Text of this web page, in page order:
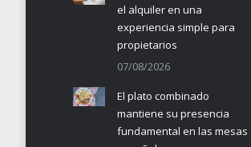
el alquiler en una
experiencia simple para
propietarios
07/08/2026
El plato combinado
mantiene su presencia
fundamental en las mesas